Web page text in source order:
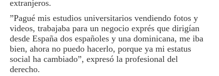
extranjeros.
”Pagué mis estudios uni­versitarios vendiendo fo­tos y
videos, trabajaba pa­ra un negocio exprés que dirigían
desde España dos españoles y una dominica­na, me iba
bien, ahora no puedo hacerlo, porque ya mi estatus
social ha cam­biado”, expresó la profe­sional del
derecho.